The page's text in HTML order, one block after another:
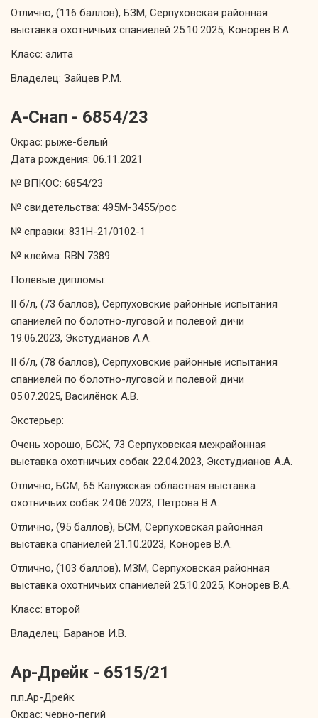
Отлично, (116 баллов), БЗМ, Серпуховская районная
выставка охотничьих спаниелей 25.10.2025, Конорев В.А.
Класс: элита
Владелец: Зайцев Р.М.
А-Снап - 6854/23
Окрас: рыже-белый
Дата рождения: 06.11.2021
№ ВПКОС: 6854/23
№ свидетельства: 495М-3455/рос
№ справки: 831Н-21/0102-1
№ клейма: RBN 7389
Полевые дипломы:
II б/л, (73 баллов), Серпуховские районные испытания
спаниелей по болотно-луговой и полевой дичи
19.06.2023, Экстудианов А.А.
II б/л, (78 баллов), Серпуховские районные испытания
спаниелей по болотно-луговой и полевой дичи
05.07.2025, Василёнок А.В.
Экстерьер:
Очень хорошо, БСЖ, 73 Серпуховская межрайонная
выставка охотничьих собак 22.04.2023, Экстудианов А.А.
Отлично, БСМ, 65 Калужская областная выставка
охотничьих собак 24.06.2023, Петрова В.А.
Отлично, (95 баллов), БСМ, Серпуховская районная
выставка спаниелей 21.10.2023, Конорев В.А.
Отлично, (103 баллов), МЗМ, Серпуховская районная
выставка охотничьих спаниелей 25.10.2025, Конорев В.А.
Класс: второй
Владелец: Баранов И.В.
Ар-Дрейк - 6515/21
п.п.Ар-Дрейк
Окрас: черно-пегий